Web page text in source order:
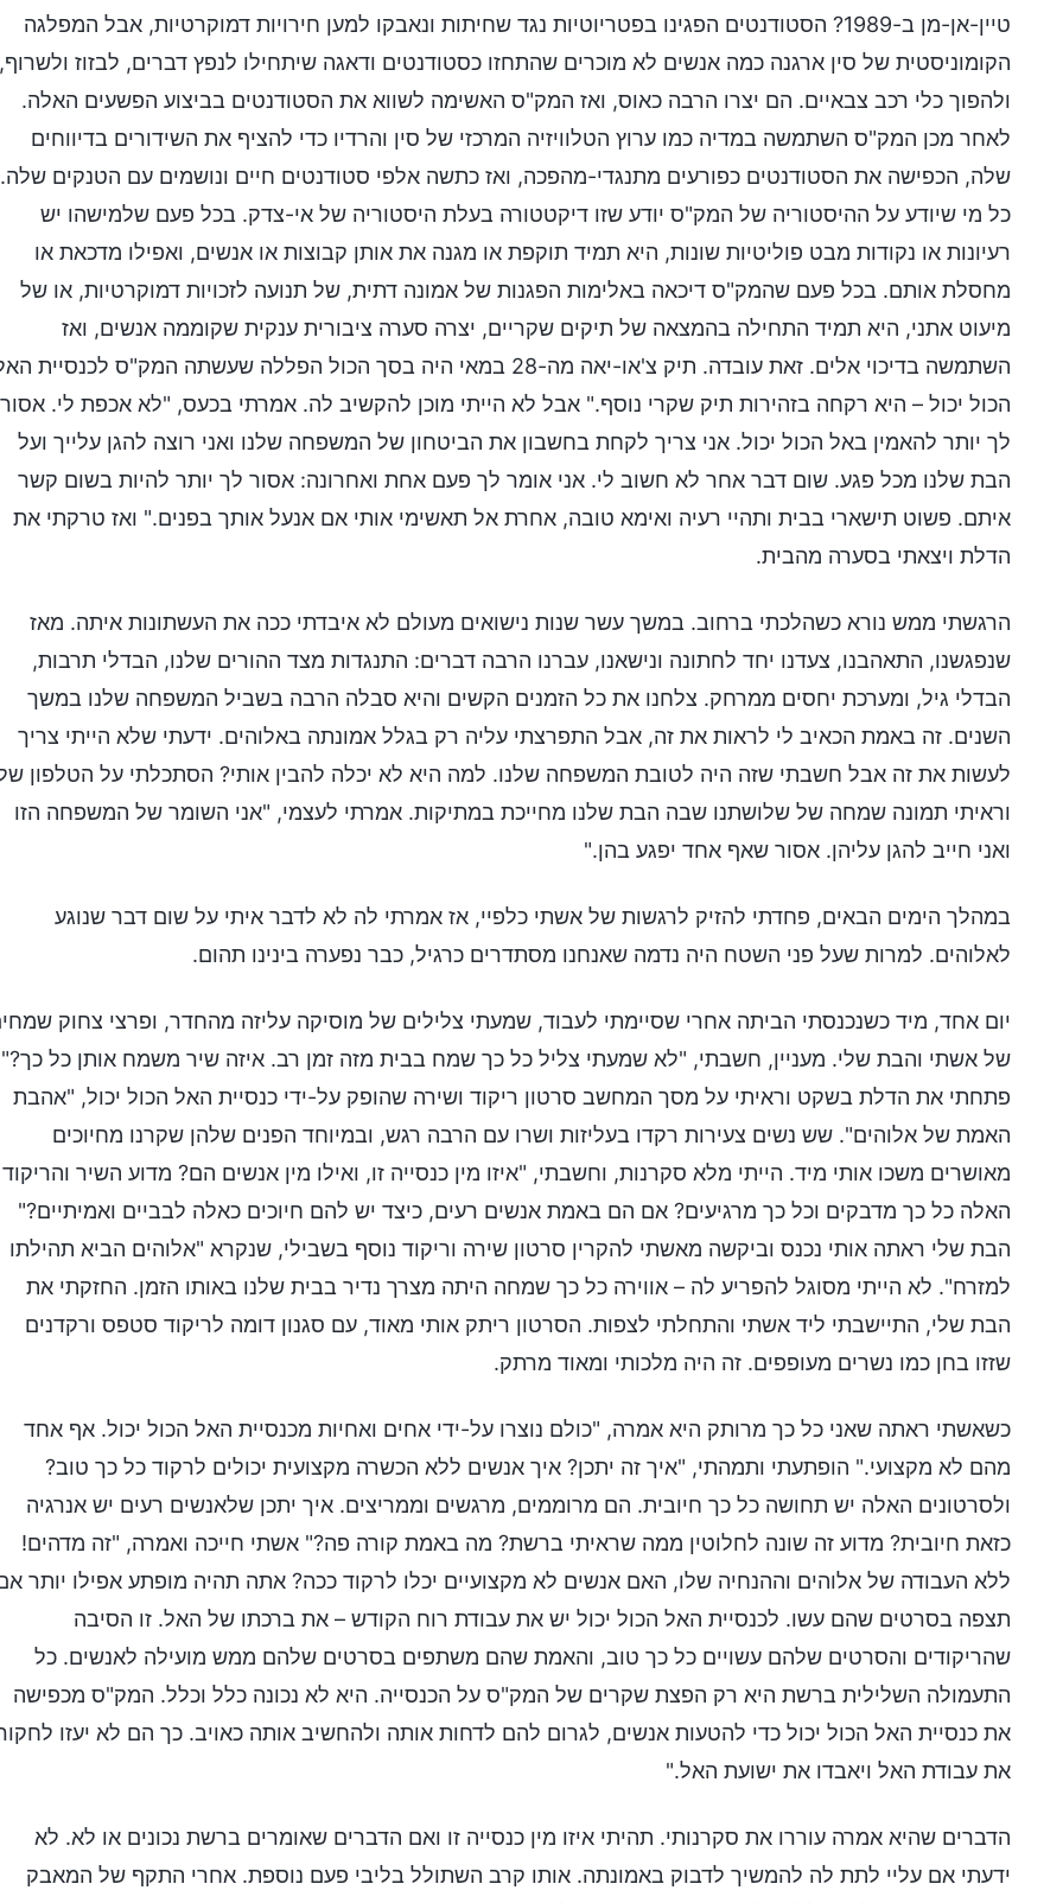
טיין-אן-מן ב-1989? הסטודנטים הפגינו בפטריוטיות נגד שחיתות ונאבקו למען חירויות דמוקרטיות, אבל המפלגה
הקומוניסטית של סין ארגנה כמה אנשים לא מוכרים שהתחזו כסטודנטים ודאגה שיתחילו לנפץ דברים, לבזוז ולשרוף,
ולהפוך כלי רכב צבאיים. הם יצרו הרבה כאוס, ואז המק"ס האשימה לשווא את הסטודנטים בביצוע הפשעים האלה.
לאחר מכן המק"ס השתמשה במדיה כמו ערוץ הטלוויזיה המרכזי של סין והרדיו כדי להציף את השידורים בדיווחים
שלה, הכפישה את הסטודנטים כפורעים מתנגדי-מהפכה, ואז כתשה אלפי סטודנטים חיים ונושמים עם הטנקים שלה.
כל מי שיודע על ההיסטוריה של המק"ס יודע שזו דיקטטורה בעלת היסטוריה של אי-צדק. בכל פעם שלמישהו יש
רעיונות או נקודות מבט פוליטיות שונות, היא תמיד תוקפת או מגנה את אותן קבוצות או אנשים, ואפילו מדכאת או
מחסלת אותם. בכל פעם שהמק"ס דיכאה באלימות הפגנות של אמונה דתית, של תנועה לזכויות דמוקרטיות, או של
מיעוט אתני, היא תמיד התחילה בהמצאה של תיקים שקריים, יצרה סערה ציבורית ענקית שקוממה אנשים, ואז
השתמשה בדיכוי אלים. זאת עובדה. תיק צ'או-יאה מה-28 במאי היה בסך הכול הפללה שעשתה המק"ס לכנסיית
הכול יכול – היא רקחה בזהירות תיק שקרי נוסף." אבל לא הייתי מוכן להקשיב לה. אמרתי בכעס, "לא אכפת לי. אסור
לך יותר להאמין באל הכול יכול. אני צריך לקחת בחשבון את הביטחון של המשפחה שלנו ואני רוצה להגן עלייך ועל
הבת שלנו מכל פגע. שום דבר אחר לא חשוב לי. אני אומר לך פעם אחת ואחרונה: אסור לך יותר להיות בשום קשר
איתם. פשוט תישארי בבית ותהיי רעיה ואימא טובה, אחרת אל תאשימי אותי אם אנעל אותך בפנים." ואז טרקתי את
הדלת ויצאתי בסערה מהבית.
הרגשתי ממש נורא כשהלכתי ברחוב. במשך עשר שנות נישואים מעולם לא איבדתי ככה את העשתונות איתה. מאז
שנפגשנו, התאהבנו, צעדנו יחד לחתונה ונישאנו, עברנו הרבה דברים: התנגדות מצד ההורים שלנו, הבדלי תרבות,
הבדלי גיל, ומערכת יחסים ממרחק. צלחנו את כל הזמנים הקשים והיא סבלה הרבה בשביל המשפחה שלנו במשך
השנים. זה באמת הכאיב לי לראות את זה, אבל התפרצתי עליה רק בגלל אמונתה באלוהים. ידעתי שלא הייתי צריך
לעשות את זה אבל חשבתי שזה היה לטובת המשפחה שלנו. למה היא לא יכלה להבין אותי? הסתכלתי על הטלפון
וראיתי תמונה שמחה של שלושתנו שבה הבת שלנו מחייכת במתיקות. אמרתי לעצמי, "אני השומר של המשפחה הזו
ואני חייב להגן עליהן. אסור שאף אחד יפגע בהן."
במהלך הימים הבאים, פחדתי להזיק לרגשות של אשתי כלפיי, אז אמרתי לה לא לדבר איתי על שום דבר שנוגע
לאלוהים. למרות שעל פני השטח היה נדמה שאנחנו מסתדרים כרגיל, כבר נפערה בינינו תהום.
יום אחד, מיד כשנכנסתי הביתה אחרי שסיימתי לעבוד, שמעתי צלילים של מוסיקה עליזה מהחדר, ופרצי צחוק
של אשתי והבת שלי. מעניין, חשבתי, "לא שמעתי צליל כל כך שמח בבית מזה זמן רב. איזה שיר משמח אותן כל כך?"
פתחתי את הדלת בשקט וראיתי על מסך המחשב סרטון ריקוד ושירה שהופק על-ידי כנסיית האל הכול יכול, "אהבת
האמת של אלוהים". שש נשים צעירות רקדו בעליזות ושרו עם הרבה רגש, ובמיוחד הפנים שלהן שקרנו מחיוכים
מאושרים משכו אותי מיד. הייתי מלא סקרנות, וחשבתי, "איזו מין כנסייה זו, ואילו מין אנשים הם? מדוע השיר והריקוד
האלה כל כך מדבקים וכל כך מרגיעים? אם הם באמת אנשים רעים, כיצד יש להם חיוכים כאלה לבביים ואמיתיים?"
הבת שלי ראתה אותי נכנס וביקשה מאשתי להקרין סרטון שירה וריקוד נוסף בשבילי, שנקרא "אלוהים הביא תהילתו
למזרח". לא הייתי מסוגל להפריע לה – אווירה כל כך שמחה היתה מצרך נדיר בבית שלנו באותו הזמן. החזקתי את
הבת שלי, התיישבתי ליד אשתי והתחלתי לצפות. הסרטון ריתק אותי מאוד, עם סגנון דומה לריקוד סטפס ורקדנים
שזזו בחן כמו נשרים מעופפים. זה היה מלכותי ומאוד מרתק.
כשאשתי ראתה שאני כל כך מרותק היא אמרה, "כולם נוצרו על-ידי אחים ואחיות מכנסיית האל הכול יכול. אף אחד
מהם לא מקצועי." הופתעתי ותמהתי, "איך זה יתכן? איך אנשים ללא הכשרה מקצועית יכולים לרקוד כל כך טוב?
ולסרטונים האלה יש תחושה כל כך חיובית. הם מרוממים, מרגשים וממריצים. איך יתכן שלאנשים רעים יש אנרגיה
כזאת חיובית? מדוע זה שונה לחלוטין ממה שראיתי ברשת? מה באמת קורה פה?" אשתי חייכה ואמרה, "זה מדהים!
ללא העבודה של אלוהים וההנחיה שלו, האם אנשים לא מקצועיים יכלו לרקוד ככה? אתה תהיה מופתע אפילו יותר
תצפה בסרטים שהם עשו. לכנסיית האל הכול יכול יש את עבודת רוח הקודש – את ברכתו של האל. זו הסיבה
שהריקודים והסרטים שלהם עשויים כל כך טוב, והאמת שהם משתפים בסרטים שלהם ממש מועילה לאנשים. כל
התעמולה השלילית ברשת היא רק הפצת שקרים של המק"ס על הכנסייה. היא לא נכונה כלל וכלל. המק"ס מכפישה
את כנסיית האל הכול יכול כדי להטעות אנשים, לגרום להם לדחות אותה ולהחשיב אותה כאויב. כך הם לא יעזו
את עבודת האל ויאבדו את ישועת האל."
הדברים שהיא אמרה עוררו את סקרנותי. תהיתי איזו מין כנסייה זו ואם הדברים שאומרים ברשת נכונים או לא. לא
ידעתי אם עליי לתת לה להמשיך לדבוק באמונתה. אותו קרב השתולל בליבי פעם נוספת. אחרי התקף של המאבק